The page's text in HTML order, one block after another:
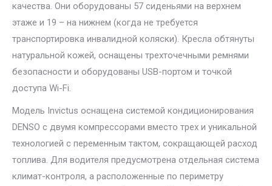
качества. Они оборудованы 57 сиденьями на верхнем
этаже и 19 – на нижнем (когда не требуется
транспортировка инвалидной коляски). Кресла обтянуты
натуральной кожей, оснащены трехточечными ремнями
безопасности и оборудованы USB-портом и точкой
доступа Wi-Fi.
Модель Invictus оснащена системой кондиционирования
DENSO с двумя компрессорами вместо трех и уникальной
технологией с переменным тактом, сокращающей расход
топлива. Для водителя предусмотрена отдельная система
климат-контроля, а расположенные по периметру